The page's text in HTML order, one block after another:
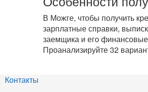
В Можге, чтобы получить
зарплатные справки,
заемщика и его
Проанализируйте 32
Контакты